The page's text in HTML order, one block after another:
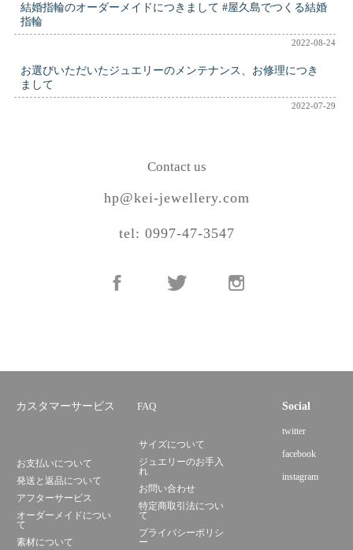
結婚指輪のオーダーメイドにつきまして #屋久島でつくる結婚
指輪
2022-08-24
お選びいただいたジュエリーのメンテナンス、お修理につき
まして
2022-07-29
Contact us
hp@kei-jewellery.com
tel: 0997-47-3547
カスタマーサービス FAQ
お支払いについて
発送と返品について
アフターサービス
オーダーメイドについ
て
素材について
サイズについて
ジュエリーのお手入
れ
お問い合わせ
特定商取引法につい
て
プライバシーポリシ
ー
Social
twitter
facebook
instagram